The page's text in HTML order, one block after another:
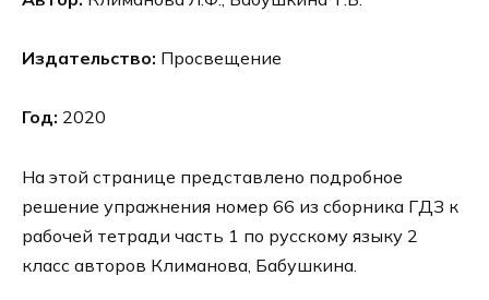
Издательство: Просвещение
Год: 2020
На этой странице представлено подробное
решение упражнения номер 66 из сборника ГДЗ к
рабочей тетради часть 1 по русскому языку 2
класс авторов Климанова, Бабушкина.